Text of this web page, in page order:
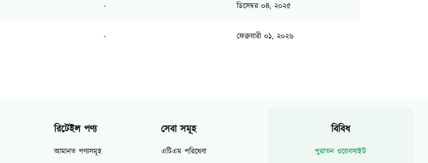
- ডিসেম্বর ০৪, ২০২৫
- ফেব্রুয়ারী ০১, ২০২৬
রিটেইল পণ্য
আমানত পণ্যসমূহ
সেবা সমূহ
এটিএম পরিষেবা
বিবিধ
পুরাতন ওয়েবসাইট